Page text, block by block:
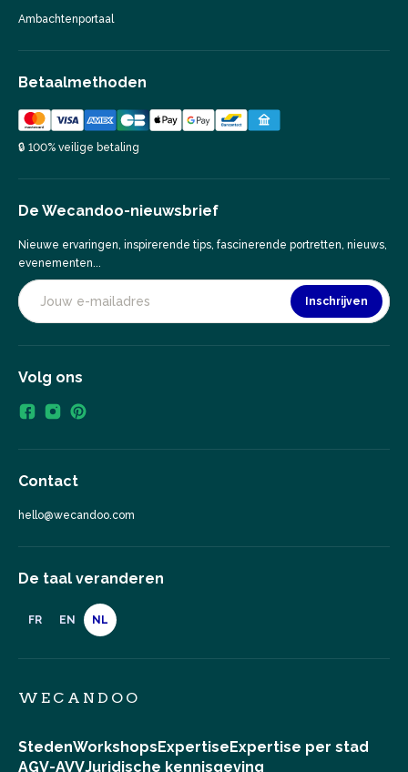
Ambachtenportaal
Betaalmethoden
🔒 100% veilige betaling
De Wecandoo-nieuwsbrief
Nieuwe ervaringen, inspirerende tips, fascinerende portretten, nieuws,
evenementen...
Inschrijven
Volg ons
Contact
hello@wecandoo.com
De taal veranderen
FR EN NL
WECANDOO
StedenWorkshops Expertise Expertise per stad
AGV-AVVJuridische kennisgeving